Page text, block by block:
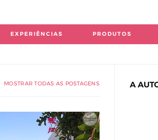
EXPERIÊNCIAS PRODUTOS
MOSTRAR TODAS AS POSTAGENS A